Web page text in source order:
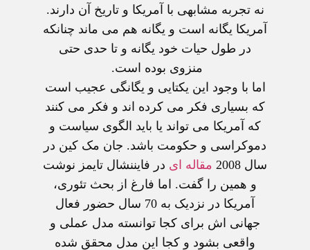
نه تجربه مشابهی با آمریکا و تاریخ آن دارند.
آمریکا یگانه است و یگانه هم می ماند چنانکه
در طول حیات خود یگانه و تا حدی حتی
منزوی بوده است.
اما با وجود این یکتایی و یگانگی عجیب است
که بسیاری فکر می کرده اند و فکر می کنند
که آمریکا می تواند یا باید الگوی سیاست و
دموکراسی و حکومت باشد. جان مک کین در
سال 2008
مقاله ای در فایننشال تایمز نوشت
و همین را گفت. اما فارغ از بحث تئوری،
آمریکا در نزدیک به 70 سال حضور فعال
جهانی اش برای کجا توانسته مدل عملی و
واقعی بشود و کجا این مدل محقق شده